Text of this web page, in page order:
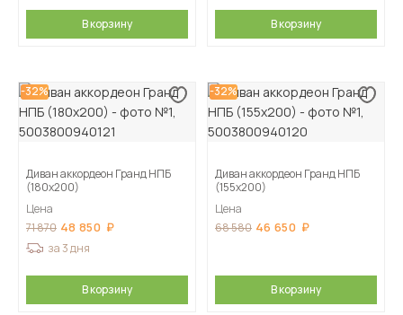
В корзину В корзину
-32%
Диван аккордеон Гранд НПБ
(180х200)
Цена
71 870 48 850
за 3 дня
В корзину
-32%
Диван аккордеон Гранд НПБ
(155х200)
Цена
68 580 46 650
В корзину